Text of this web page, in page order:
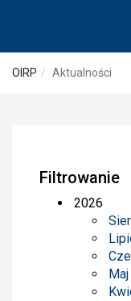
OIRP Aktualności
Filtrowanie
2026